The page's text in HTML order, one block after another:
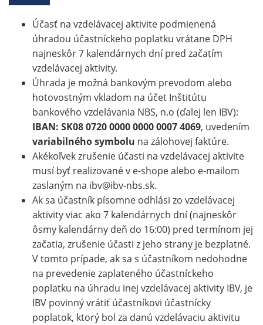
Účasť na vzdelávacej aktivite podmienená
úhradou účastníckeho poplatku vrátane DPH
najneskôr 7 kalendárnych dní pred začatím
vzdelávacej aktivity.
Úhrada je možná bankovým prevodom alebo
hotovostným vkladom na účet Inštitútu
bankového vzdelávania NBS, n.o (ďalej len IBV):
IBAN: SK08 0720 0000 0000 0007 4069, uvedením
variabilného symbolu na zálohovej faktúre.
Akékoľvek zrušenie účasti na vzdelávacej aktivite
musí byť realizované v e-shope alebo e-mailom
zaslaným na ibv@ibv-nbs.sk.
Ak sa účastník písomne odhlási zo vzdelávacej
aktivity viac ako 7 kalendárnych dní (najneskôr
ôsmy kalendárny deň do 16:00) pred termínom jej
začatia, zrušenie účasti z jeho strany je bezplatné.
V tomto prípade, ak sa s účastníkom nedohodne
na prevedenie zaplateného účastníckeho
poplatku na úhradu inej vzdelávacej aktivity IBV, je
IBV povinný vrátiť účastníkovi účastnícky
poplatok, ktorý bol za danú vzdelávaciu aktivitu